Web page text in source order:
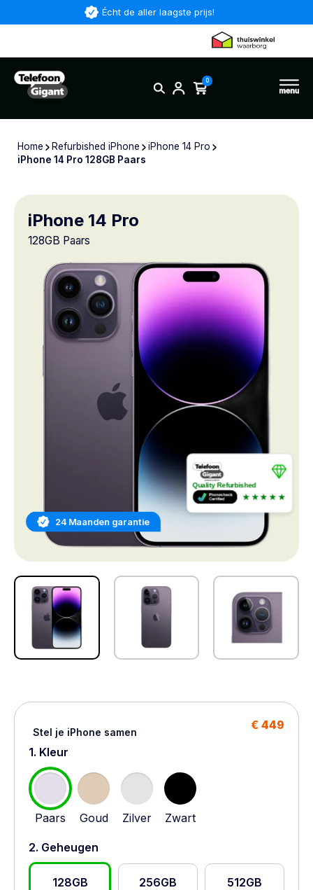
Écht de aller laagste prijs!
0
Home Refurbished iPhone
iPhone 14 Pro
iPhone 14 Pro 128GB Paars
24 Maanden garantie
iPhone 14 Pro
128GB Paars
Quality Refurbished
★★★★★
Stel je iPhone samen
€ 449
1. Kleur
Paars Goud Zilver Zwart
2. Geheugen
128GB 256GB 512GB